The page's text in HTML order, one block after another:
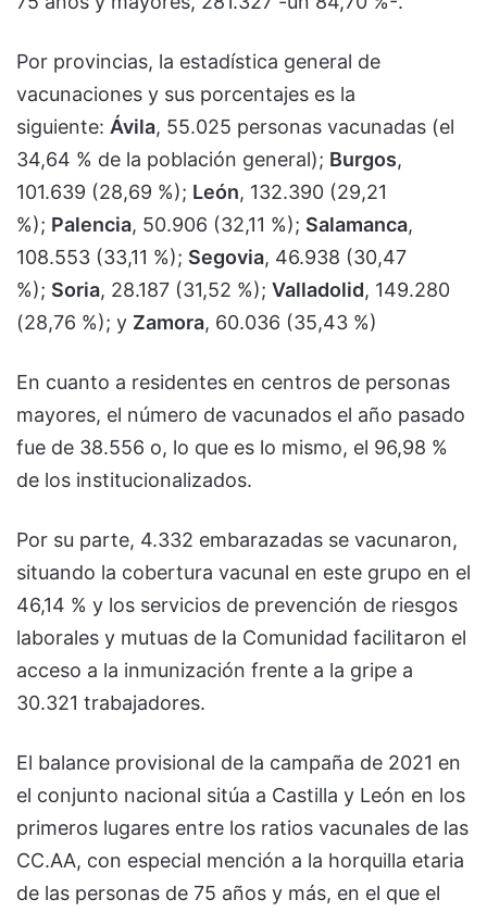
Por provincias, la estadística general de
vacunaciones y sus porcentajes es la
siguiente: Ávila, 55.025 personas vacunadas (el
34,64 % de la población general); Burgos,
101.639 (28,69 %); León, 132.390 (29,21
%); Palencia, 50.906 (32,11 %); Salamanca,
108.553 (33,11 %); Segovia, 46.938 (30,47
%); Soria, 28.187 (31,52 %); Valladolid, 149.280
(28,76 %); y Zamora, 60.036 (35,43 %)
En cuanto a residentes en centros de personas
mayores, el número de vacunados el año pasado
fue de 38.556 o, lo que es lo mismo, el 96,98 %
de los institucionalizados.
Por su parte, 4.332 embarazadas se vacunaron,
situando la cobertura vacunal en este grupo en el
46,14 % y los servicios de prevención de riesgos
laborales y mutuas de la Comunidad facilitaron el
acceso a la inmunización frente a la gripe a
30.321 trabajadores.
El balance provisional de la campaña de 2021 en
el conjunto nacional sitúa a Castilla y León en los
primeros lugares entre los ratios vacunales de las
CC.AA, con especial mención a la horquilla etaria
de las personas de 75 años y más, en el que el